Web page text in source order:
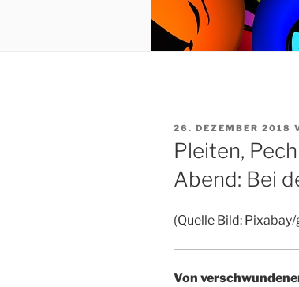
VERÖFFENTLICHT
AM
26. DEZEMBER 2018
Pleiten,
Abend: Bei
(Quelle Bild:
Von